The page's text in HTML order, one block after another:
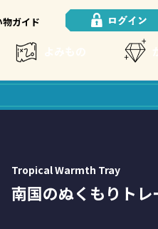
物ガイド
Tropical Warmth Tray
南国のぬくもりトレ